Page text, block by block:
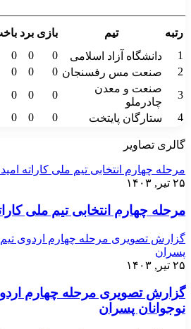
رتبه
تیم بازی برد
1
دانشگاه آزاد اسلامی 0
0
0
2
صنعت مس رفسنجان 0
0
0
3
صنعت و معدن
چادرملو
0
0
0
4
ستارگان پایتخت 0
0
0
گالری تصاویر
مرحله چهارم انتخابی تیم ملی کاراته
۲۵ تیر, ۱۴۰۳
مرحله چهارم انتخابی تیم ملی
گزارش تصویری مرحله چهارم اردوی تیم
پسران
۲۵ تیر, ۱۴۰۳
گزارش تصویری مرحله چهارم
نوجوانان پسران